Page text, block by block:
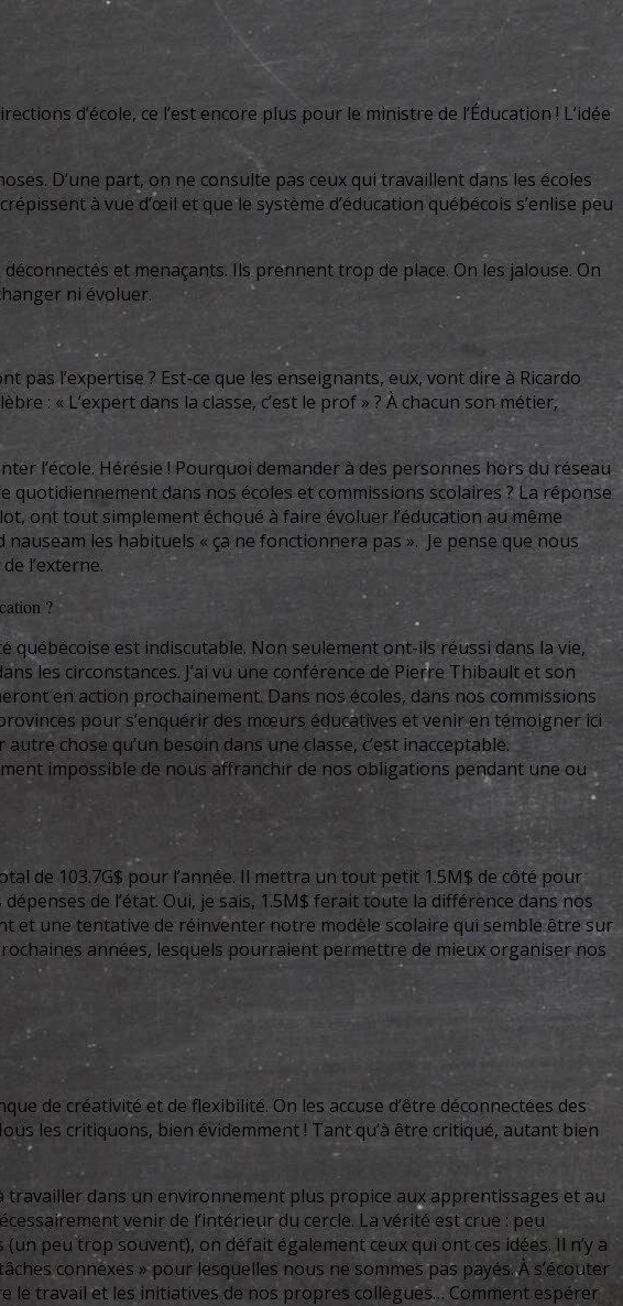
d’école, ce l’est encore plus pour le ministre de l’Éducation ! L’idée
D’une part, on ne consulte pas ceux qui travaillent dans les écoles
à vue d’œil et que le système d’éducation québécois s’enlise peu
et menaçants. Ils prennent trop de place. On les jalouse. On
ni évoluer.
pas l’expertise ? Est-ce que les enseignants, eux, vont dire à Ricardo
: « L’expert dans la classe, c’est le prof » ? À chacun son métier,
l’école. Hérésie ! Pourquoi demander à des personnes hors du réseau
quotidiennement dans nos écoles et commissions scolaires ? La réponse
ont tout simplement échoué à faire évoluer l’éducation au même
les habituels « ça ne fonctionnera pas ». Je pense que nous
l’externe.
?
est indiscutable. Non seulement ont-ils réussi dans la vie,
les circonstances. J’ai vu une conférence de Pierre Thibault et son
en action prochainement. Dans nos écoles, dans nos commissions
pour s’enquérir des mœurs éducatives et venir en témoigner ici
chose qu’un besoin dans une classe, c’est inacceptable.
impossible de nous affranchir de nos obligations pendant une ou
de 103.7G$ pour l’année. Il mettra un tout petit 1.5M$ de côté pour
de l’état. Oui, je sais, 1.5M$ ferait toute la différence dans nos
et une tentative de réinventer notre modèle scolaire qui semble être sur
années, lesquels pourraient permettre de mieux organiser nos
de créativité et de flexibilité. On les accuse d’être déconnectées des
les critiquons, bien évidemment ! Tant qu’à être critiqué, autant bien
dans un environnement plus propice aux apprentissages et au
venir de l’intérieur du cercle. La vérité est crue : peu
peu trop souvent), on défait également ceux qui ont ces idées. Il n’y a
connexes » pour lesquelles nous ne sommes pas payés. À s’écouter
le travail et les initiatives de nos propres collègues… Comment espérer